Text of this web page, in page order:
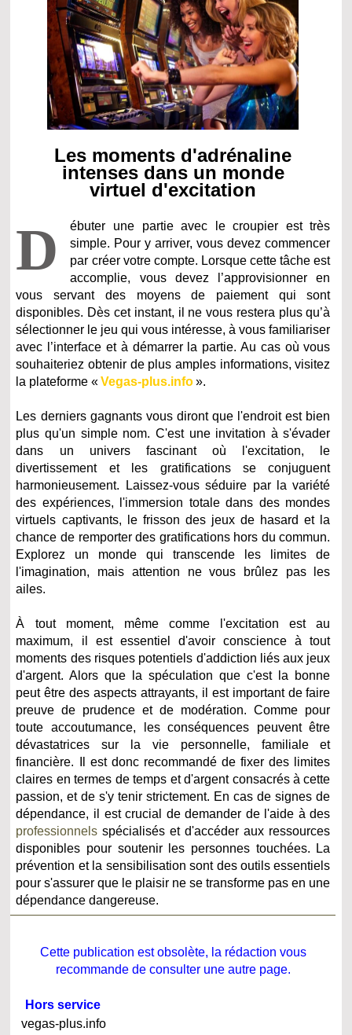
Les moments d'adrénaline
intenses dans un monde
virtuel d'excitation
D
ébuter une partie avec le croupier est très
simple. Pour y arriver, vous devez commencer
par créer votre compte. Lorsque cette tâche est
accomplie, vous devez l’approvisionner en
vous servant des moyens de paiement qui sont
disponibles. Dès cet instant, il ne vous restera plus qu’à
sélectionner le jeu qui vous intéresse, à vous familiariser
avec l’interface et à démarrer la partie. Au cas où vous
souhaiteriez obtenir de plus amples informations, visitez
la plateforme «Vegas-plus.info».
Les derniers gagnants vous diront que l'endroit est bien
plus qu'un simple nom. C'est une invitation à s'évader
dans un univers fascinant où l'excitation, le
divertissement et les gratifications se conjuguent
harmonieusement. Laissez-vous séduire par la variété
des expériences, l'immersion totale dans des mondes
virtuels captivants, le frisson des jeux de hasard et la
chance de remporter des gratifications hors du commun.
Explorez un monde qui transcende les limites de
l'imagination, mais attention ne vous brûlez pas les
ailes.
À tout moment, même comme l'excitation est au
maximum, il est essentiel d'avoir conscience à tout
moments des risques potentiels d'addiction liés aux jeux
d'argent. Alors que la spéculation que c'est la bonne
peut être des aspects attrayants, il est important de faire
preuve de prudence et de modération. Comme pour
toute accoutumance, les conséquences peuvent être
dévastatrices sur la vie personnelle, familiale et
financière. Il est donc recommandé de fixer des limites
claires en termes de temps et d'argent consacrés à cette
passion, et de s'y tenir strictement. En cas de signes de
dépendance, il est crucial de demander de l'aide à des
professionnels spécialisés et d'accéder aux ressources
disponibles pour soutenir les personnes touchées. La
prévention et la sensibilisation sont des outils essentiels
pour s'assurer que le plaisir ne se transforme pas en une
dépendance dangereuse.
Cette publication est obsolète, la rédaction vous
recommande de consulter une autre page.
Hors service
vegas-plus.info